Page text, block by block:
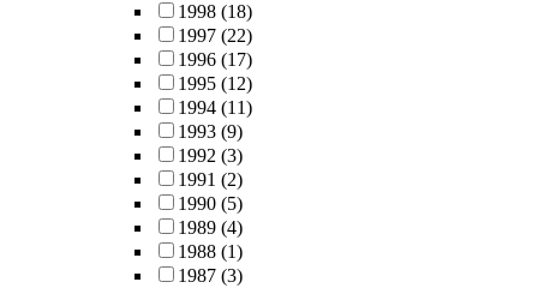
1998 (18)
1997 (22)
1996 (17)
1995 (12)
1994 (11)
1993 (9)
1992 (3)
1991 (2)
1990 (5)
1989 (4)
1988 (1)
1987 (3)